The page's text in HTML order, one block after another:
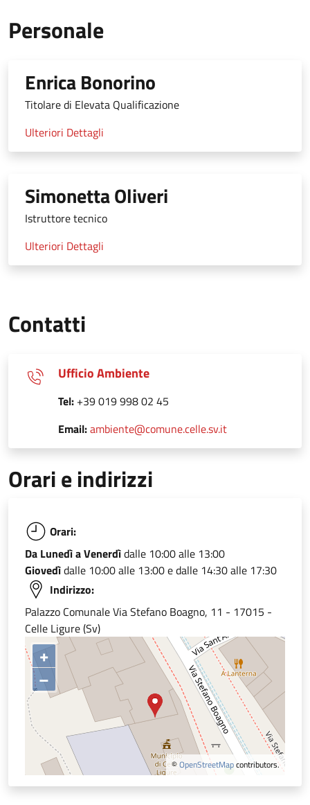
Personale
Enrica Bonorino
Titolare di Elevata Qualificazione
Ulteriori Dettagli
Simonetta Oliveri
Istruttore tecnico
Ulteriori Dettagli
Contatti
Ufficio Ambiente
Tel: +39 019 998 02 45
Email:ambiente@comune.celle.sv.it
Orari e indirizzi
Orari:
Da Lunedì a Venerdìdalle 10:00 alle 13:00
Giovedìdalle 10:00 alle 13:00 e dalle 14:30 alle 17:30
Indirizzo:
Palazzo Comunale Via Stefano Boagno, 11 - 17015 -
Celle Ligure (Sv)
+
–
©OpenStreetMapcontributors.